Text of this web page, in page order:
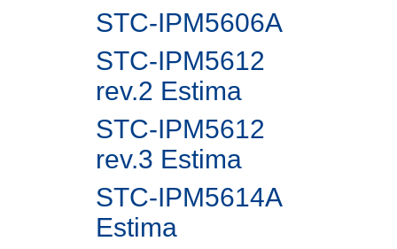
STC-IPM5606A
STC-IPM5612
rev.2 Estima
STC-IPM5612
rev.3 Estima
STC-IPM5614A
Estima